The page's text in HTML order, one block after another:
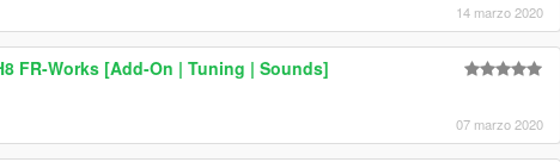
14 marzo 2020
FR-Works [Add-On | Tuning | Sounds]
07 marzo 2020